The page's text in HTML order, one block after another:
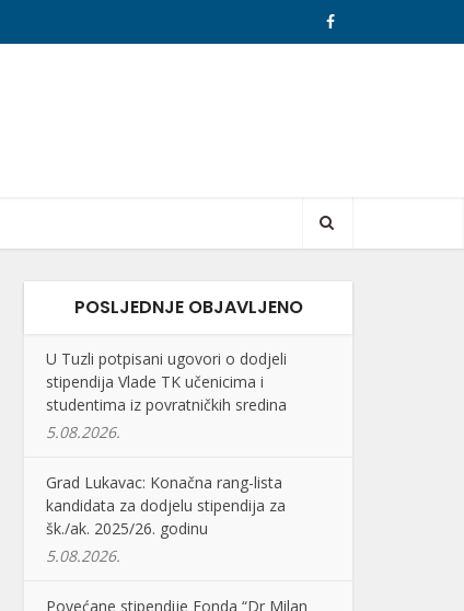
POSLJEDNJE OBJAVLJENO
U Tuzli potpisani ugovori o dodjeli
stipendija Vlade TK učenicima i
studentima iz povratničkih sredina
5.08.2026.
Grad Lukavac: Konačna rang-lista
kandidata za dodjelu stipendija za
šk./ak. 2025/26. godinu
5.08.2026.
Povećane stipendije Fonda “Dr Milan